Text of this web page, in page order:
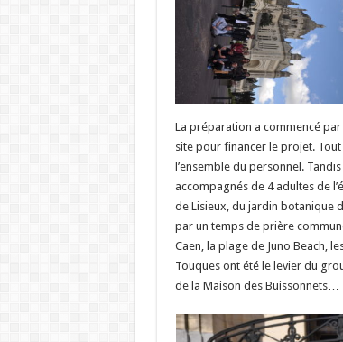
La préparation a commencé
site pour financer le projet.
l’ensemble du personnel.
accompagnés de 4 adultes de
de Lisieux, du jardin botanique
par un temps de prière
Caen, la plage de Juno Beach,
Touques ont été le levier du
de la Maison des Buissonnets…